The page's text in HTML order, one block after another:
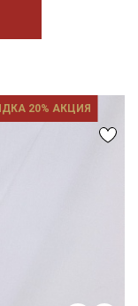
20% АКЦИЯ